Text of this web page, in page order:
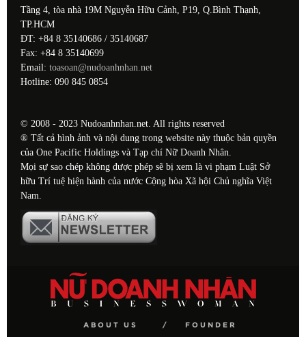
Tầng 4, tòa nhà 19M Nguyễn Hữu Cảnh, P19, Q.Bình Thạnh,
TP.HCM
ĐT: +84 8 35140686 / 35140687
Fax: +84 8 35140699
Email: toasoan@nudoanhnhan.net
Hotline: 090 845 0854
© 2008 - 2023 Nudoanhnhan.net. All rights reserved
® Tất cả hình ảnh và nội dung trong website này thuộc bản quyền
của One Pacific Holdings và Tạp chí Nữ Doanh Nhân.
Mọi sự sao chép không được phép sẽ bị xem là vi phạm Luật Sở
hữu Trí tuệ hiện hành của nước Cộng hòa Xã hội Chủ nghĩa Việt
Nam.
ABOUT US FOUNDER